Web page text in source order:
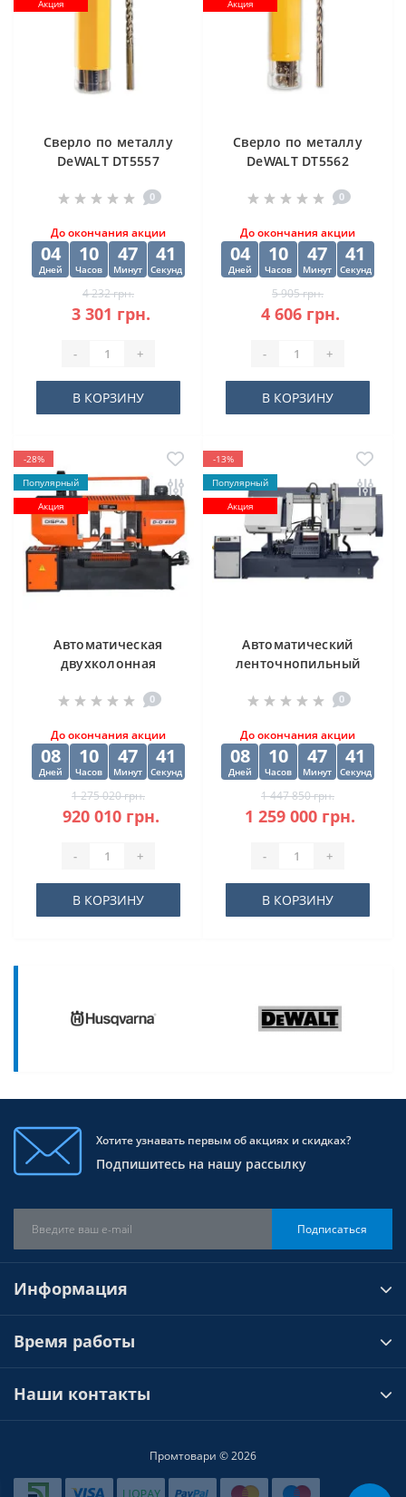
Акция
Cверлo по металлу
DeWALT DT5557
10х84х133 мм
0
До окончания акции
04
Дней
10
Часов
47
Минут
40
Секунд
4 232 грн.
3 301 грн.
- +
В КОРЗИНУ
Акция
Cверлo по металлу
DeWALT DT5562
(10 шт) 12.5х98х151
0
До окончания акции
04
Дней
10
Часов
47
Минут
40
Секунд
5 905 грн.
4 606 грн.
- +
В КОРЗИНУ
-28%
Популярный
Акция
Автоматическая
двухколонная
DISPA MAKINA D-O
0
До окончания акции
08
Дней
10
Часов
47
Минут
40
Секунд
1 275 020 грн.
920 010 грн.
- +
В КОРЗИНУ
-13%
Популярный
Акция
Автоматический
ленточнопильный
500SA
0
До окончания акции
08
Дней
10
Часов
47
Минут
40
Секунд
1 447 850 грн.
1 259 000 грн.
- +
В КОРЗИНУ
Хотите узнавать первым об акциях и скидках?
Подпишитесь на нашу рассылку
Подписаться
Информация
Время работы
Наши контакты
Промтовари © 2026